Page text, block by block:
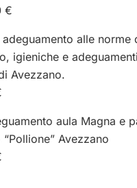
€
alle norme
igieniche e
Avezzano.
aula Magna e
Avezzano